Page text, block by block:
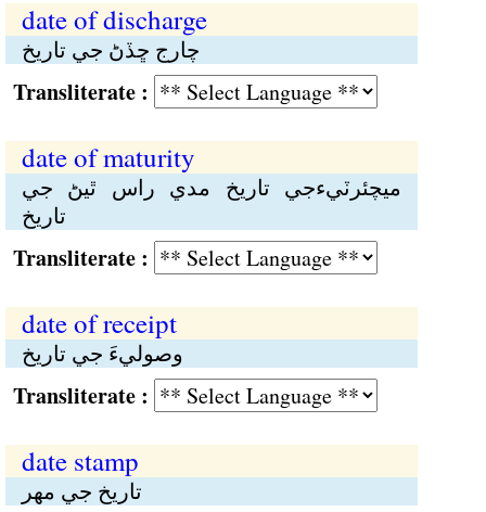
date of discharge
چارج ڇڏڻ جي تاريخ
:
date of maturity
ميچئرٽيءجي تاريخ مدي راس ٿيڻ جي
تاريخ
:
date of receipt
وصوليءَ جي تاريخ
:
date stamp
تاريخ جي مهر